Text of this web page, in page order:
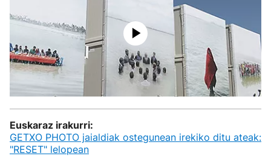
Euskaraz irakurri:
GETXO PHOTO jaialdiak ostegunean irekiko ditu ateak:
"RESET" lelopean